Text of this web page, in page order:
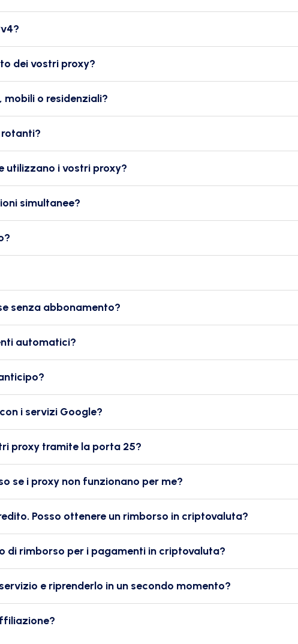
dei vostri proxy?
mobili o residenziali?
utilizzano i vostri proxy?
simultanee?
senza abbonamento?
automatici?
i servizi Google?
proxy tramite la porta 25?
se i proxy non funzionano per me?
Posso ottenere un rimborso in criptovaluta?
di rimborso per i pagamenti in criptovaluta?
e riprenderlo in un secondo momento?